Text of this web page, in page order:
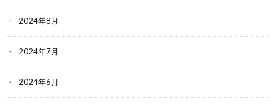
2024年8月
2024年7月
2024年6月